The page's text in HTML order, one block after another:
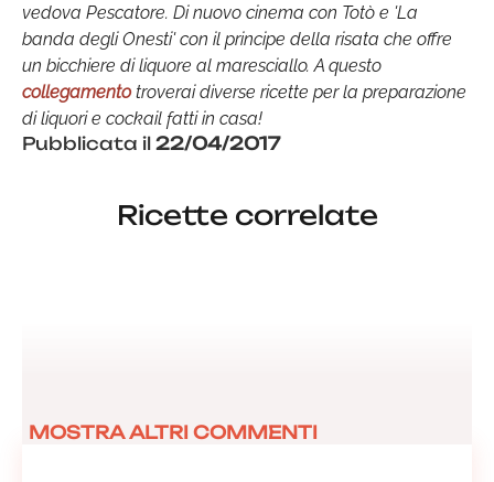
vedova Pescatore. Di nuovo cinema con Totò e 'La
banda degli Onesti' con il principe della risata che offre
un bicchiere di liquore al maresciallo. A questo
collegamentotroverai diverse ricette per la preparazione
di liquori e cockail fatti in casa!
Pubblicata il 22/04/2017
Ricette correlate
MOSTRA ALTRI COMMENTI